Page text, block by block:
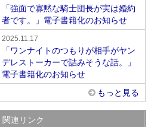
「強面で寡黙な騎士団長が実は婚約
者です。」電子書籍化のお知らせ
2025.11.17
「ワンナイトのつもりが相手がヤン
デレストーカーで詰みそうな話。」
電子書籍化のお知らせ
もっと見る
関連リンク